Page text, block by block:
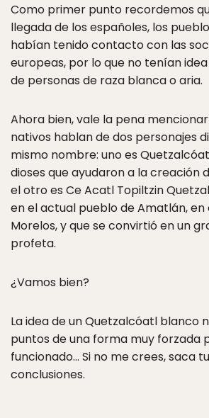
Como primer punto recordemos
llegada de los españoles, los
habían tenido contacto con las
europeas, por lo que no tenían
de personas de raza blanca o aria.
Ahora bien, vale la pena
nativos hablan de dos personajes
mismo nombre: uno es
dioses que ayudaron a la creación
el otro es Ce Acatl Topiltzin
en el actual pueblo de Amatlán, en
Morelos, y que se convirtió en un
profeta.
¿Vamos bien?
La idea de un Quetzalcóatl blanco
puntos de una forma muy forzada
funcionado… Si no me crees, saca
conclusiones.